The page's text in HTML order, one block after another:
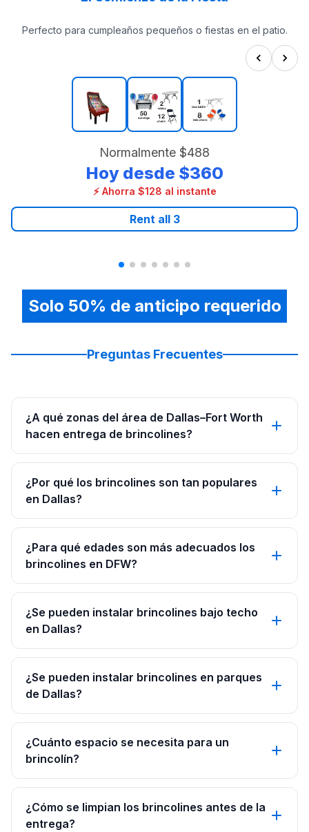
Perfecto para cumpleaños pequeños o fiestas en el patio.
Normalmente $488
Hoy desde $360
⚡ Ahorra $128 al instante
Rent all 3
Solo 50% de anticipo requerido
Preguntas Frecuentes
¿A qué zonas del área de Dallas–Fort Worth
hacen entrega de brincolines?
¿Por qué los brincolines son tan populares
en Dallas?
¿Para qué edades son más adecuados los
brincolines en DFW?
¿Se pueden instalar brincolines bajo techo
en Dallas?
¿Se pueden instalar brincolines en parques
de Dallas?
¿Cuánto espacio se necesita para un
brincolín?
¿Cómo se limpian los brincolines antes de la
entrega?